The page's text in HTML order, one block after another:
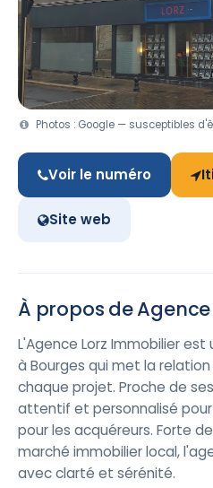
Photos : Google — susceptibles
Voir le numéro
Site web
À propos de
L'Agence Lorz Immobilier
à Bourges qui met la
chaque projet. Proche de
attentif et personnalisé
pour les acquéreurs. Forte
marché immobilier local,
avec clarté et sérénité.